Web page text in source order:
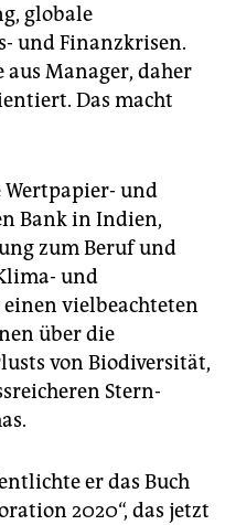
globale
und Finanzkrisen.
Manager, daher
Das macht
Wertpapier- und
Bank in Indien,
zum Beruf und
und
vielbeachteten
über die
von Biodiversität,
Stern-
er das Buch
2020“, das jetzt